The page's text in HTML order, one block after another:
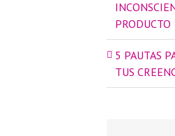
PRODUCTO
5 PAUTAS
TUS